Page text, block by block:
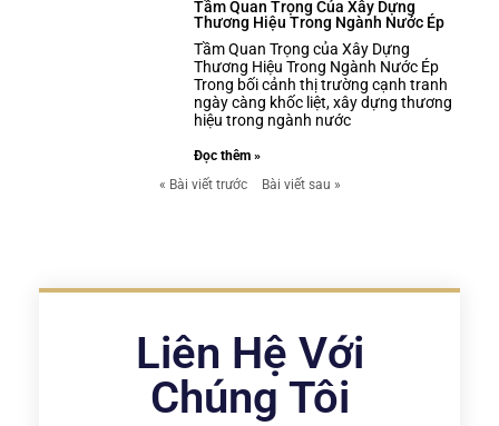
Tầm Quan Trọng Của Xây Dựng
Thương Hiệu Trong Ngành Nước Ép
Tầm Quan Trọng của Xây Dựng
Thương Hiệu Trong Ngành Nước Ép
Trong bối cảnh thị trường cạnh tranh
ngày càng khốc liệt, xây dựng thương
hiệu trong ngành nước
Đọc thêm »
« Bài viết trước
Bài viết sau »
Liên Hệ Với
Chúng Tôi